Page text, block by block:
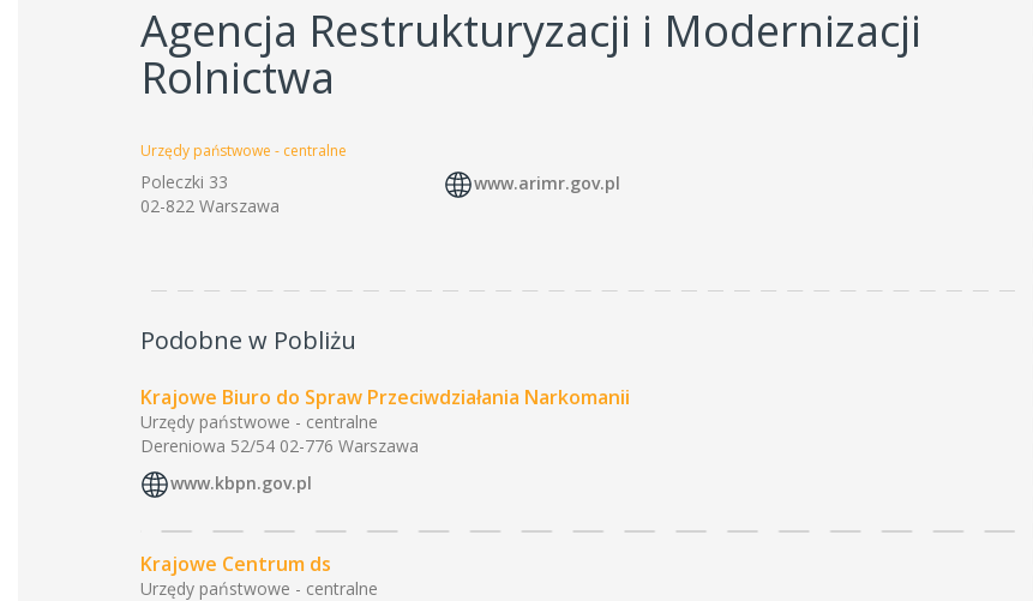
Agencja Restrukturyzacji i Modernizacji
Rolnictwa
Urzędy państwowe - centralne
Poleczki 33
02-822 Warszawa
www.arimr.gov.pl
Podobne w Pobliżu
Krajowe Biuro do Spraw Przeciwdziałania Narkomanii
Urzędy państwowe - centralne
Dereniowa 52/54 02-776 Warszawa
www.kbpn.gov.pl
Krajowe Centrum ds
Urzędy państwowe - centralne